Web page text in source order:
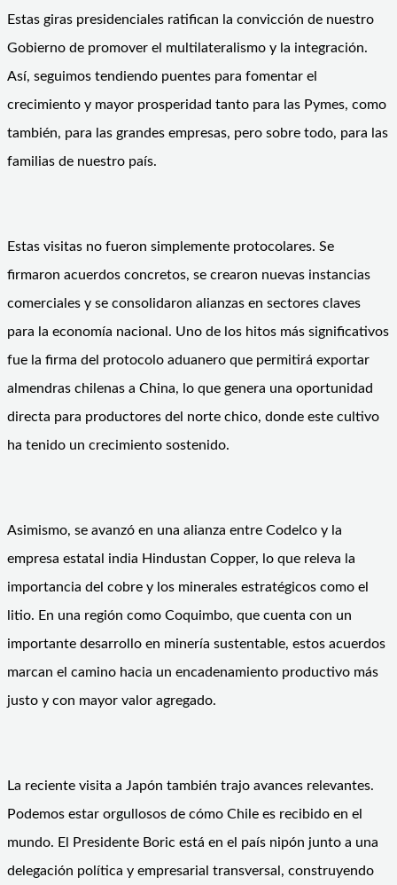
Estas giras presidenciales ratifican la convicción de nuestro
Gobierno de promover el multilateralismo y la integración.
Así, seguimos tendiendo puentes para fomentar el
crecimiento y mayor prosperidad tanto para las Pymes, como
también, para las grandes empresas, pero sobre todo, para las
familias de nuestro país.
Estas visitas no fueron simplemente protocolares. Se
firmaron acuerdos concretos, se crearon nuevas instancias
comerciales y se consolidaron alianzas en sectores claves
para la economía nacional. Uno de los hitos más significativos
fue la firma del protocolo aduanero que permitirá exportar
almendras chilenas a China, lo que genera una oportunidad
directa para productores del norte chico, donde este cultivo
ha tenido un crecimiento sostenido.
Asimismo, se avanzó en una alianza entre Codelco y la
empresa estatal india Hindustan Copper, lo que releva la
importancia del cobre y los minerales estratégicos como el
litio. En una región como Coquimbo, que cuenta con un
importante desarrollo en minería sustentable, estos acuerdos
marcan el camino hacia un encadenamiento productivo más
justo y con mayor valor agregado.
La reciente visita a Japón también trajo avances relevantes.
Podemos estar orgullosos de cómo Chile es recibido en el
mundo. El Presidente Boric está en el país nipón junto a una
delegación política y empresarial transversal, construyendo